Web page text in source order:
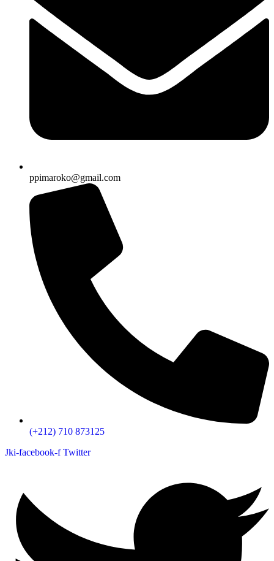
ppimaroko@gmail.com
(+212) 710 873125
Jki-facebook-f Twitter